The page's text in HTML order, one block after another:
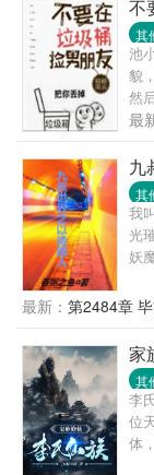
不
其
池
貌
然
好
为
友
奉
开
坛
攻
画
关
最
九
其
我
光
妖
最新： 第2484章
家
其
李
位
体